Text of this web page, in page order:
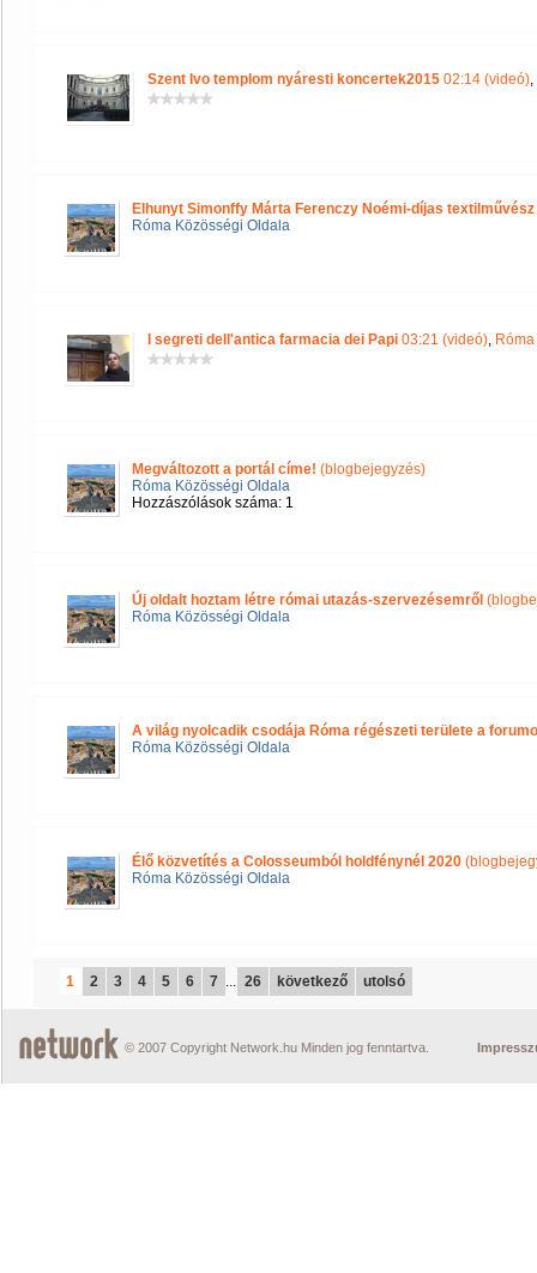
Szent Ivo templom nyáresti koncertek2015 02:14 (videó),
Elhunyt Simonffy Márta Ferenczy Noémi-díjas textilművész
Róma Közösségi Oldala
I segreti dell'antica farmacia dei Papi 03:21 (videó),
Megváltozott a portál címe! (blogbejegyzés)
Róma Közösségi Oldala
Hozzászólások száma: 1
Új oldalt hoztam létre római utazás-szervezésemről
Róma Közösségi Oldala
A világ nyolcadik csodája Róma régészeti területe a
Róma Közösségi Oldala
Élő közvetítés a Colosseumból holdfénynél 2020
Róma Közösségi Oldala
1 2 3 4 5 6 7 ... 26 következő utolsó
© 2007 Copyright Network.hu Minden jog fenntartva.